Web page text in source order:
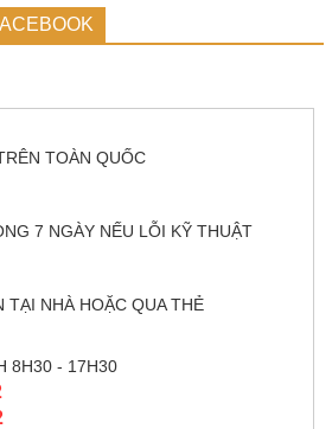
TOÀN QUỐC
7 NGÀY NẾU LỖI KỸ THUẬT
TẠI NHÀ HOẶC QUA THẺ
8H30 - 17H30